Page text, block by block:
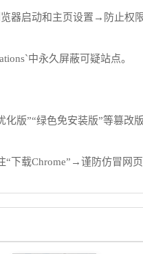
器启动和主页设置→防止权限
中永久屏蔽可疑站点。
版”“绿色免安装版”等篡
下载Chrome”→谨防仿冒网页